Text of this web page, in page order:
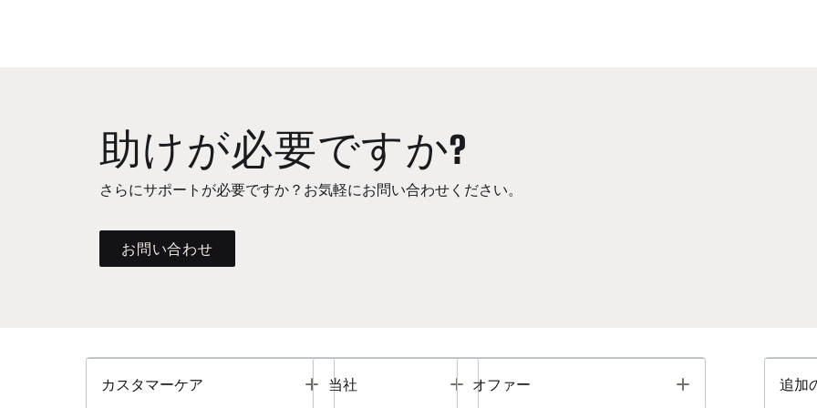
助けが必要ですか?
さらにサポートが必要ですか？お気軽にお問い合わせください。
お問い合わせ
カスタマーケア Toggle
当社 Toggle
オファー Toggle 追加